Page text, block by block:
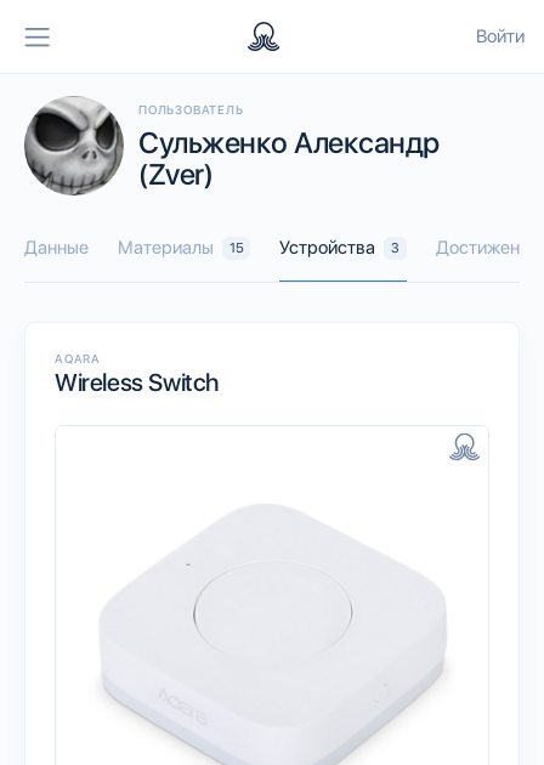
Войти
ПОЛЬЗОВАТЕЛЬ
Сульженко Александр
(Zver)
Данные Материалы 15 Устройства 3 Достижения
AQARA
Wireless Switch